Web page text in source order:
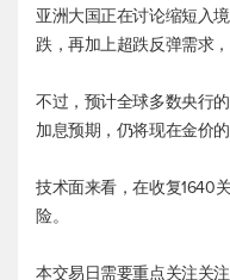
亚洲大国正在讨论缩短入
跌，再加上超跌反弹需求
不过，预计全球多数央行
加息预期，仍将现在金价
技术面来看，在收复1640
险。
本交易日需要重点关注关